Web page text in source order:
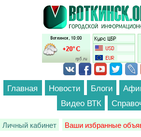
Перейти к основному содержанию
Главная Новости Блоги
Видео ВТК
Личный кабинет Ваши избранные